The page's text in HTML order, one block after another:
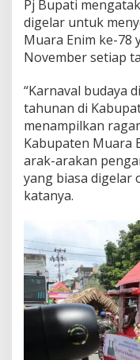
Pj Bupati
digelar untuk
Muara Enim ke-78
November setiap
“Karnaval budaya
tahunan di
menampilkan
Kabupaten Muara
arak-arakan
yang biasa digelar
katanya.